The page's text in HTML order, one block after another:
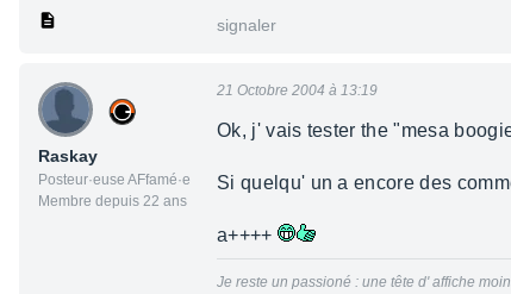
signaler
Raskay
Posteur·euse AFfamé·e
Membre depuis 22 ans
21 Octobre 2004 à 13:19
Ok, j' vais tester the "mesa
Si quelqu' un a encore des
a++++
Je reste un passioné : une tête d' affiche